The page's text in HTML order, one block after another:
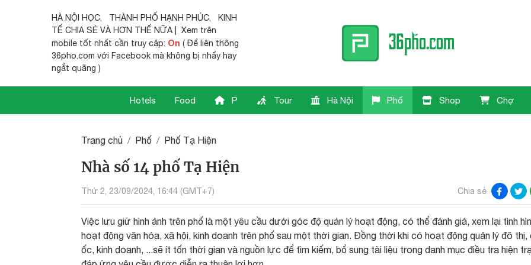
HÀ NỘI HỌC, THÀNH PHỐ HẠNH PHÚC,
KINH
TẾ CHIA SẺ VÀ HƠN THẾ NỮA | Xem trên
mobile tốt nhất cần truy cập: On ( Để liên thông
36pho.com với Facebook mà không bị nhẩy hay
ngắt quãng )
Hotels Food P Tour Hà Nội Phố Shop Chợ
Trang chủ Phố Phố Tạ Hiện
Nhà số 14 phố Tạ Hiện
Thứ 2, 23/09/2024, 16:44 (GMT+7) Chia sẻ
Việc lưu giữ hình ảnh trên phố là một yêu cầu dưới góc độ quản lý hoạt động, có thể đánh giá, xem lại tình
hoạt động văn hóa, xã hội, kinh doanh trên phố sau một thời gian. Đồng thời khi có hoạt động quản lý đô thị,
ốc, kinh doanh, ...sẽ ít tốn thời gian và nguồn lực để tìm kiếm, bổ sung tài liệu trong danh mục điều tra hiện